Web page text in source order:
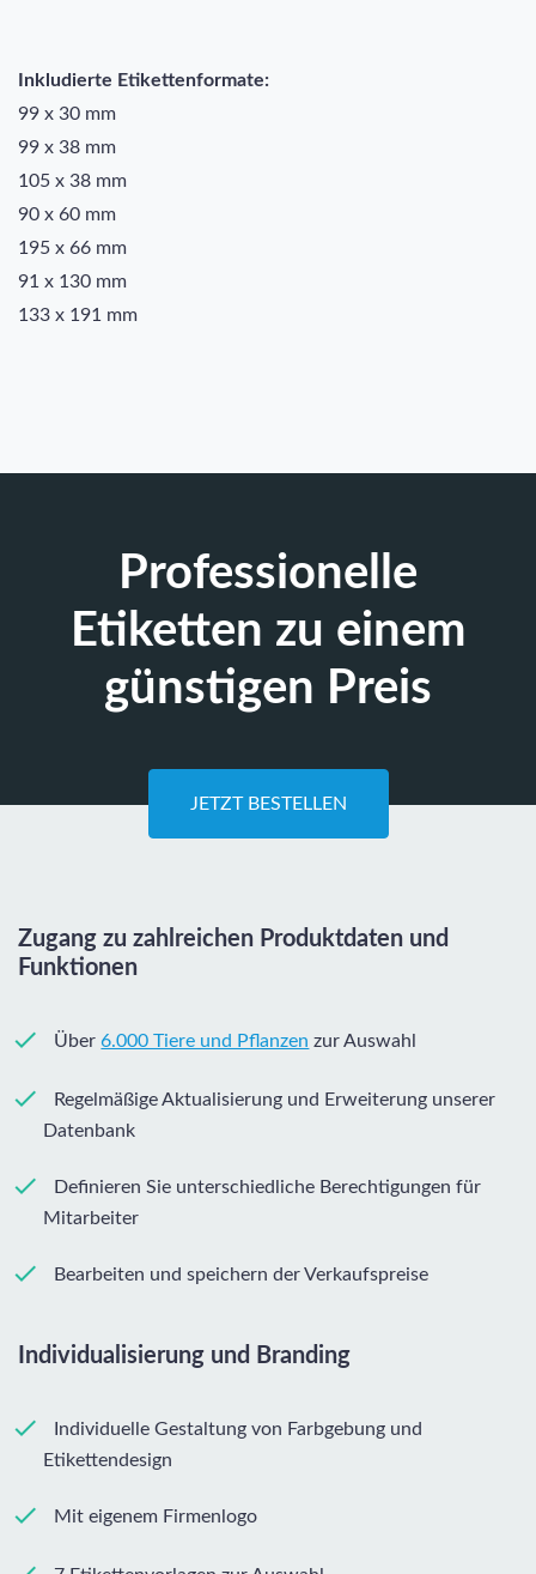
Inkludierte Etikettenformate:
99 x 30 mm
99 x 38 mm
105 x 38 mm
90 x 60 mm
195 x 66 mm
91 x 130 mm
133 x 191 mm
Professionelle
Etiketten zu einem
günstigen Preis
JETZT BESTELLEN
Zugang zu zahlreichen Produktdaten und
Funktionen
Über6.000 Tiere und Pflanzen zur Auswahl
Regelmäßige Aktualisierung und Erweiterung unserer
Datenbank
Definieren Sie unterschiedliche Berechtigungen für
Mitarbeiter
Bearbeiten und speichern der Verkaufspreise
Individualisierung und Branding
Individuelle Gestaltung von Farbgebung und
Etikettendesign
Mit eigenem Firmenlogo